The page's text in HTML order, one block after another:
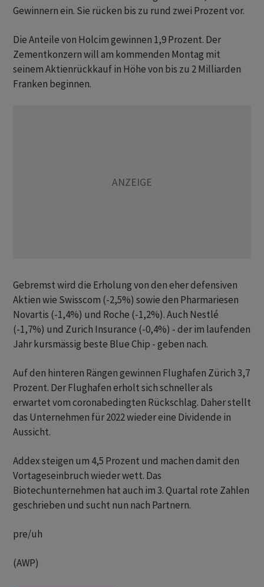
Gewinnern ein. Sie rücken bis zu rund zwei Prozent vor.
Die Anteile von Holcim gewinnen 1,9 Prozent. Der
Zementkonzern will am kommenden Montag mit
seinem Aktienrückkauf in Höhe von bis zu 2 Milliarden
Franken beginnen.
Gebremst wird die Erholung von den eher defensiven
Aktien wie Swisscom (-2,5%) sowie den Pharmariesen
Novartis (-1,4%) und Roche (-1,2%). Auch Nestlé
(-1,7%) und Zurich Insurance (-0,4%) - der im laufenden
Jahr kursmässig beste Blue Chip - geben nach.
Auf den hinteren Rängen gewinnen Flughafen Zürich 3,7
Prozent. Der Flughafen erholt sich schneller als
erwartet vom coronabedingten Rückschlag. Daher stellt
das Unternehmen für 2022 wieder eine Dividende in
Aussicht.
Addex steigen um 4,5 Prozent und machen damit den
Vortageseinbruch wieder wett. Das
Biotechunternehmen hat auch im 3. Quartal rote Zahlen
geschrieben und sucht nun nach Partnern.
pre/uh
(AWP)